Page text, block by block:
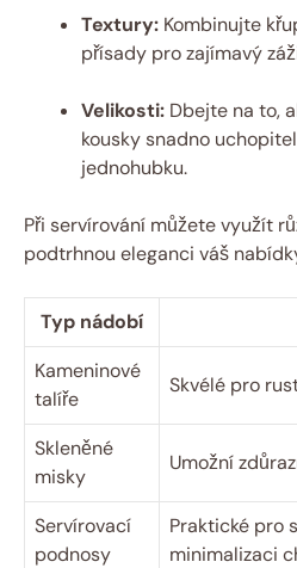
Textury: Kombinujte
přísady pro zajímavý
Velikosti: Dbejte na to,
kousky snadno
jednohubku.
Při servírování můžete využít
podtrhnou eleganci váš
Typ nádobí
Kameninové
talíře
Skvélé pro
Skleněné
misky
Umožní
Servírovací
podnosy
Praktické pro
minimalizaci